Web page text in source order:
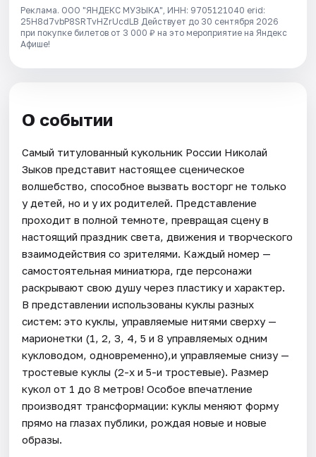
Реклама. ООО "ЯНДЕКС МУЗЫКА", ИНН: 9705121040 erid:
25H8d7vbP8SRTvHZrUcdLB Действует до 30 сентября 2026
при покупке билетов от 3 000 ₽ на это мероприятие на Яндекс
Афише!
О событии
Самый титулованный кукольник России Николай
Зыков представит настоящее сценическое
волшебство, способное вызвать восторг не только
у детей, но и у их родителей. Представление
проходит в полной темноте, превращая сцену в
настоящий праздник света, движения и творческого
взаимодействия со зрителями. Каждый номер —
самостоятельная миниатюра, где персонажи
раскрывают свою душу через пластику и характер.
В представлении использованы куклы разных
систем: это куклы, управляемые нитями сверху —
марионетки (1, 2, 3, 4, 5 и 8 управляемых одним
кукловодом, одновременно),и управляемые снизу —
тростевые куклы (2-х и 5-и тростевые). Размер
кукол от 1 до 8 метров! Особое впечатление
производят трансформации: куклы меняют форму
прямо на глазах публики, рождая новые и новые
образы.